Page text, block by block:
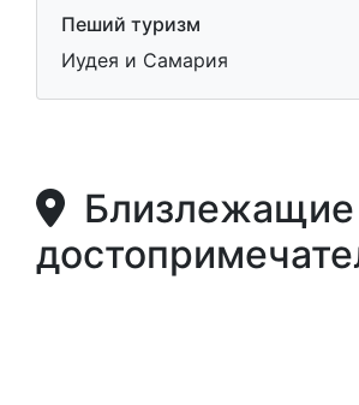
Пеший туризм
Иудея и Самария
Близлежащие